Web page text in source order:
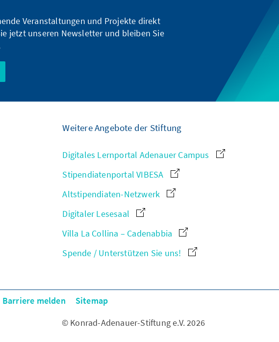
Veranstaltungen und Projekte direkt
jetzt unseren Newsletter und bleiben Sie
Weitere Angebote der Stiftung
Digitales Lernportal Adenauer Campus
Stipendiatenportal VIBESA
Altstipendiaten-Netzwerk
Digitaler Lesesaal
Villa La Collina – Cadenabbia
Spende / Unterstützen Sie uns!
Barriere melden
Sitemap
© Konrad-Adenauer-Stiftung e.V. 2026